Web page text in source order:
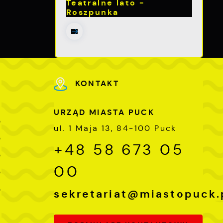
Teatralne lato -
Roszpunka
KONTAKT
URZĄD MIASTA PUCK
ul. 1 Maja 13, 84-100 Puck
+48 58 673 05
00